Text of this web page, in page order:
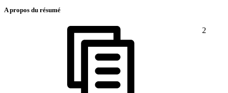
A propos du résumé
2